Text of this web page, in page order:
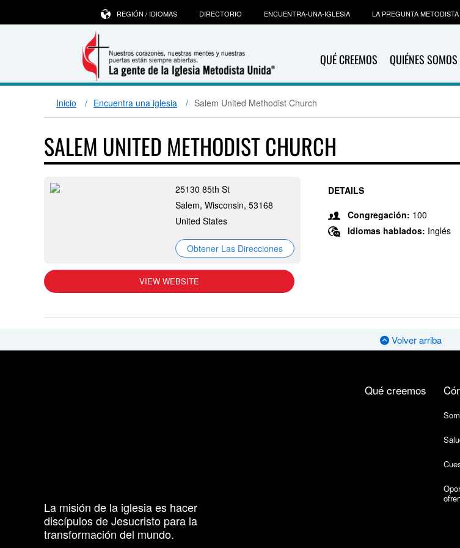
QUÉ CREEMOS QUIÉNES SOMOS
REGIÓN / IDIOMAS DIRECTORIO ENCUENTRA-UNA-IGLESIA LA PREGUNTA METODISTA
Inicio Encuentra una iglesia Salem United Methodist Church
SALEM UNITED METHODIST CHURCH
25130 85th St
Salem, Wisconsin, 53168
United States
Obtener Las Direcciones
VIEW WEBSITE
DETAILS
Congregación: 100
Idiomas hablados: Inglés
Volver arriba
La misión de la iglesia es hacer
discípulos de Jesucristo para la
transformación del mundo.
Qué creemos